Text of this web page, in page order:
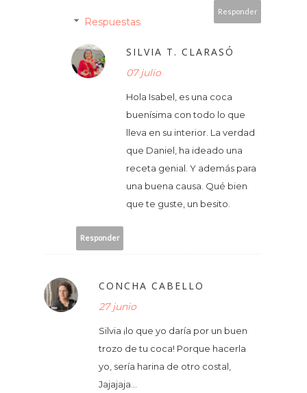
Responder
Respuestas
SILVIA T. CLARASÓ
07 julio
Hola Isabel, es una coca
buenísima con todo lo que
lleva en su interior. La verdad
que Daniel, ha ideado una
receta genial. Y además para
una buena causa. Qué bien
que te guste, un besito.
Responder
CONCHA CABELLO
27 junio
Silvia ¡lo que yo daría por un buen
trozo de tu coca! Porque hacerla
yo, sería harina de otro costal,
Jajajaja…